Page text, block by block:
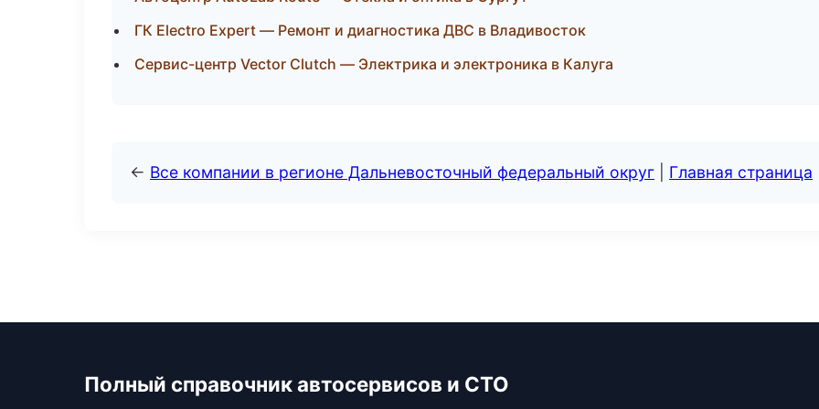
ГК Electro Expert — Ремонт и диагностика ДВС в Владивосток
Сервис-центр Vector Clutch — Электрика и электроника в Калуга
← Все компании в регионе Дальневосточный федеральный округ Главная страница
Полный справочник автосервисов и СТО